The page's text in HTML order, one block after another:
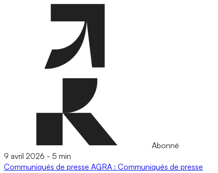
Abonné
9 avril 2026 - 5 min
Communiqués de presse AGRA : Communiqués de presse